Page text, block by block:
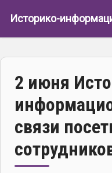
Историко-
2 июня
связи